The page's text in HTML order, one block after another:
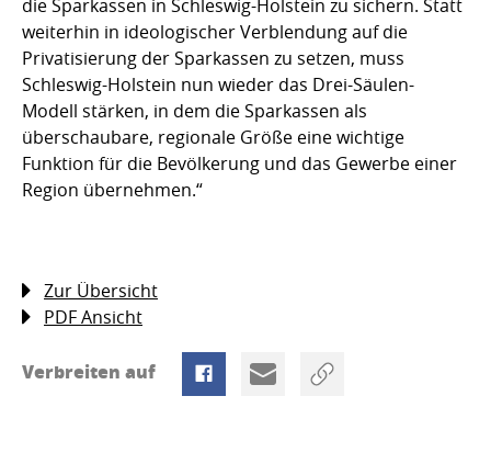
die Sparkassen in Schleswig-Holstein zu sichern. Statt
weiterhin in ideologischer Verblendung auf die
Privatisierung der Sparkassen zu setzen, muss
Schleswig-Holstein nun wieder das Drei-Säulen-
Modell stärken, in dem die Sparkassen als
überschaubare, regionale Größe eine wichtige
Funktion für die Bevölkerung und das Gewerbe einer
Region übernehmen.“
Zur Übersicht
PDF Ansicht
Verbreiten auf